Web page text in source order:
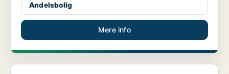
Andelsbolig
Mere info
Andelsbolig i Kolding